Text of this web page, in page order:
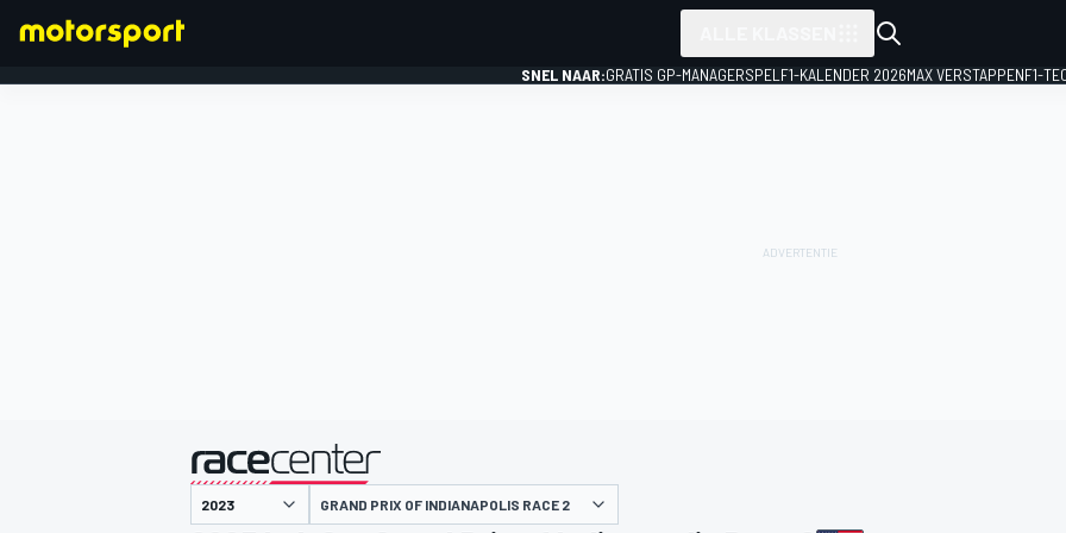
SNEL NAAR:GRATIS GP-MANAGERSPEL F1-KALENDER 2026MAX VERSTAPPENF1-
gepresenteerd door
GRAND PRIX OF INDIANAPOLIS RACE 2